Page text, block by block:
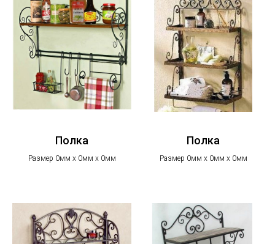
Полка
Размер 0мм х 0мм х 0мм
Полка
Размер 0мм х 0мм х 0мм